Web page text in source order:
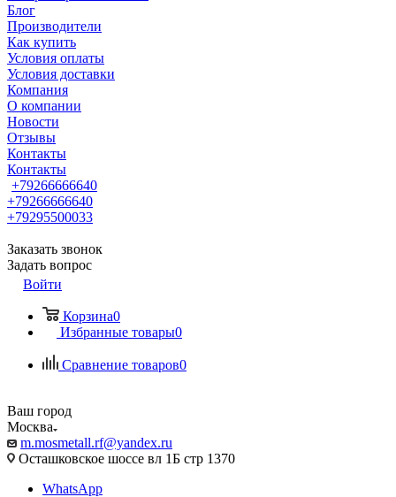
Блог
Производители
Как купить
Условия оплаты
Условия доставки
Компания
О компании
Новости
Отзывы
Контакты
Контакты
+79266666640
+79266666640
+79295500033
Заказать звонок
Задать вопрос
Войти
Корзина0
Избранные товары0
Сравнение товаров0
Ваш город
Москва
m.mosmetall.rf@yandex.ru
Осташковское шоссе вл 1Б стр 1370
WhatsApp